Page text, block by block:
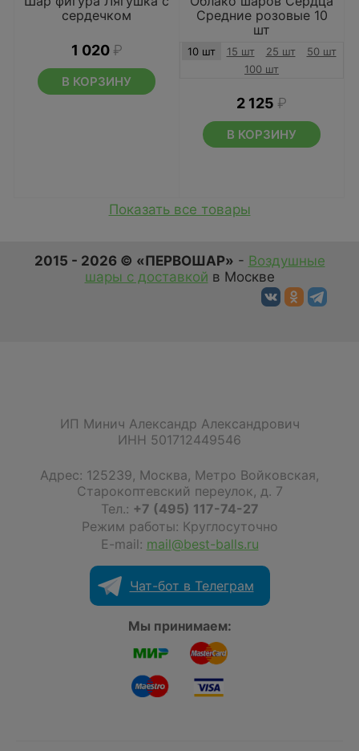
сердечком
1 020 ₽
В КОРЗИНУ
Средние розовые 10
шт
10 шт 15 шт 25 шт
50 шт
100 шт
2 125 ₽
В КОРЗИНУ
Показать все товары
2015 - 2026 © «ПЕРВОШАР» - Воздушные
шары с доставкой в Москве
ИП Минич Александр Александрович
ИНН 501712449546
Адрес: 125239, Москва, Метро Войковская,
Старокоптевский переулок, д. 7
Тел.: +7 (495) 117-74-27
Режим работы: Круглосуточно
E-mail: mail@best-balls.ru
Чат-бот в Телеграм
Мы принимаем: